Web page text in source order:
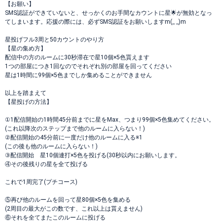
【お願い】
SMS認証ができていないと、せっかくのお手間なカウントに星🌟が無効となっ
てしまいます。応援の際には、必ずSMS認証をお願いしますm(_ _)m
星投げフル3周と50カウントのやり方
【星の集め方】
配信中の方のルームに30秒滞在で星10個×5色貰えます
1つの部屋につき1回なのでそれぞれ別の部屋を回ってください
星は1時間に99個×5色までしか集めることができません
以上を踏まえて
【星投げの方法】
①1配信開始の1時間45分前までに星をMax、つまり99個×5色集めてください。
(これ以降次のステップまで他のルームに入らない！)
②配信開始の45分前に一度だけ他のルームに入る※1
(この後も他のルームに入らない！)
③配信開始 星10個連打×5色を投げる(30秒以内にお願いします。
④その後残りの星を全て投げる
これで1周完了(プチコース)
⑤再び他のルームを回って星80個×5色を集める
(2周目の最大がこの数です、これ以上は貰えません)
⑥それを全てまたこのルームに投げる